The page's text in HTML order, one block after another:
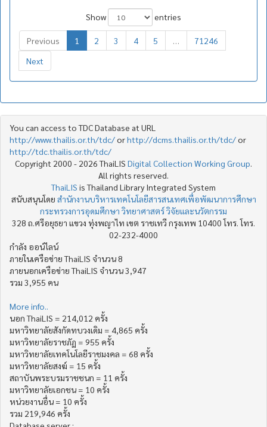
Show entries
Previous 1 2 3 4 5 …
71246
Next
You can access to TDC Database at URL
http://www.thailis.or.th/tdc/orhttp://dcms.thailis.or.th/tdc/or
http://tdc.thailis.or.th/tdc/
Copyright 2000 - 2026 ThaiLIS Digital Collection Working Group.
All rights reserved.
ThaiLIS is Thailand Library Integrated System
สนับสนุนโดย สำนักงานบริหารเทคโนโลยีสารสนเทศเพื่อพัฒนาการศึกษา
กระทรวงการอุดมศึกษา วิทยาศาสตร์ วิจัยและนวัตกรรม
328 ถ.ศรีอยุธยา แขวง ทุ่งพญาไท เขต ราชเทวี กรุงเทพ 10400 โทร. โทร.
02-232-4000
กำลัง ออน์ไลน์
ภายในเครือข่าย ThaiLIS จำนวน 8
ภายนอกเครือข่าย ThaiLIS จำนวน 3,947
รวม 3,955 คน
More info..
นอก ThaiLIS = 214,012 ครั้ง
มหาวิทยาลัยสังกัดทบวงเดิม = 4,865 ครั้ง
มหาวิทยาลัยราชภัฏ = 955 ครั้ง
มหาวิทยาลัยเทคโนโลยีราชมงคล = 68 ครั้ง
มหาวิทยาลัยสงฆ์ = 15 ครั้ง
สถาบันพระบรมราชชนก = 11 ครั้ง
มหาวิทยาลัยเอกชน = 10 ครั้ง
หน่วยงานอื่น = 10 ครั้ง
รวม 219,946 ครั้ง